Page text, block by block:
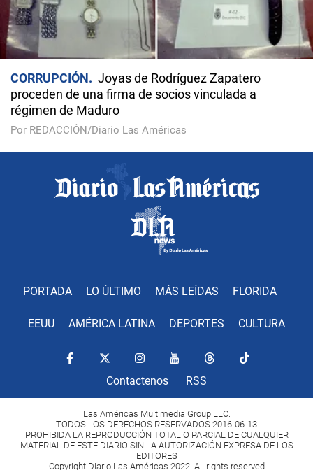
CORRUPCIÓN
Joyas de Rodríguez Zapatero
proceden de una firma de socios vinculada a
régimen de Maduro
Por REDACCIÓN/Diario Las Américas
PORTADA LO ÚLTIMO MÁS LEÍDAS FLORIDA
EEUU AMÉRICA LATINA DEPORTES CULTURA
Contactenos RSS
Las Américas Multimedia Group LLC.
TODOS LOS DERECHOS RESERVADOS 2016-06-13
PROHIBIDA LA REPRODUCCIÓN TOTAL O PARCIAL DE CUALQUIER
MATERIAL DE ESTE DIARIO SIN LA AUTORIZACIÓN EXPRESA DE LOS
EDITORES
Copyright Diario Las Américas 2022. All rights reserved